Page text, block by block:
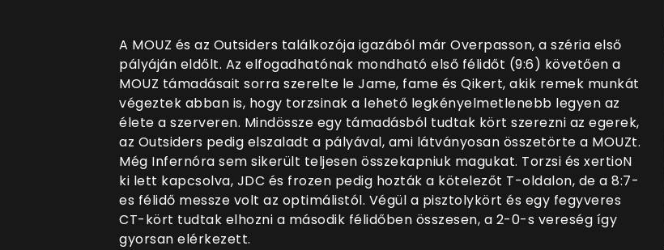
A MOUZ és az Outsiders találkozója igazából már Overpasson, a széria első
pályáján eldőlt. Az elfogadhatónak mondható első félidőt (9:6) követően a
MOUZ támadásait sorra szerelte le Jame, fame és Qikert, akik remek munkát
végeztek abban is, hogy torzsinak a lehető legkényelmetlenebb legyen az
élete a szerveren. Mindössze egy támadásból tudtak kört szerezni az egerek,
az Outsiders pedig elszaladt a pályával, ami látványosan összetörte a MOUZt.
Még Infernóra sem sikerült teljesen összekapniuk magukat. Torzsi és xertioN
ki lett kapcsolva, JDC és frozen pedig hozták a kötelezőt T-oldalon, de a 8:7-
es félidő messze volt az optimálistól. Végül a pisztolykört és egy fegyveres
CT-kört tudtak elhozni a második félidőben összesen, a 2-0-s vereség így
gyorsan elérkezett.